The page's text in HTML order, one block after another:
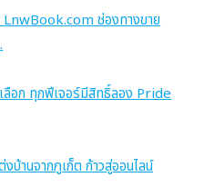
LnwBook.com ช่องทางขาย
อก ทุกฟีเจอร์มีสิทธิ์ลอง Pride
บ้านจากภูเก็ต ก้าวสู่ออนไลน์